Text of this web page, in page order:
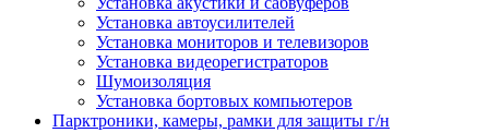
Установка автоусилителей
Установка мониторов и телевизоров
Установка видеорегистраторов
Шумоизоляция
Установка бортовых компьютеров
Парктроники, камеры, рамки для защиты г/н